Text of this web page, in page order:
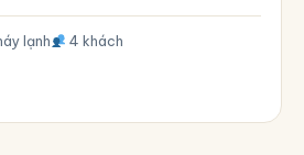
lạnh 4 khách